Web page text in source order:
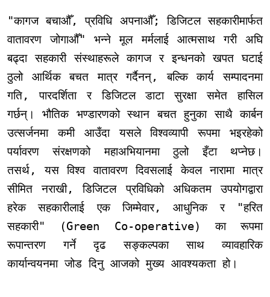
"कागज बचाऔँ, प्रविधि अपनाऔँ; डिजिटल सहकारीमार्फत
वातावरण जोगाऔँ" भन्ने मूल मर्मलाई आत्मसाथ गरी अघि
बढ्दा सहकारी संस्थाहरूले कागज र इन्धनको खपत घटाई
ठुलो आर्थिक बचत मात्र गर्दैनन्, बल्कि कार्य सम्पादनमा
गति, पारदर्शिता र डिजिटल डाटा सुरक्षा समेत हासिल
गर्छन्। भौतिक भण्डारणको स्थान बचत हुनुका साथै कार्बन
उत्सर्जनमा कमी आउँदा यसले विश्वव्यापी रूपमा भइरहेको
पर्यावरण संरक्षणको महाअभियानमा ठुलो इँटा थप्नेछ।
तसर्थ, यस विश्व वातावरण दिवसलाई केवल नारामा मात्र
सीमित नराखी, डिजिटल प्रविधिको अधिकतम उपयोगद्वारा
हरेक सहकारीलाई एक जिम्मेवार, आधुनिक र "हरित
सहकारी" (Green Co-operative) का रूपमा
रूपान्तरण गर्ने दृढ सङ्कल्पका साथ व्यावहारिक
कार्यान्वयनमा जोड दिनु आजको मुख्य आवश्यकता हो।